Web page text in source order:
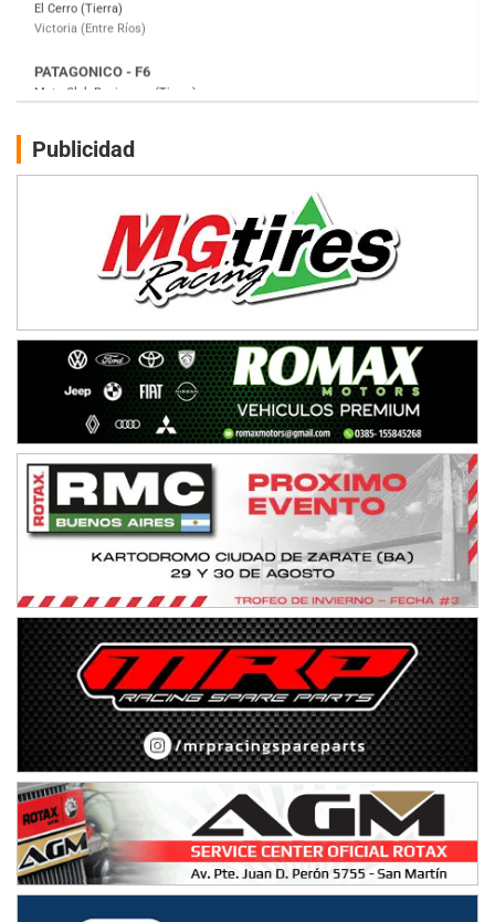
Gral. E. Godoy (Río Negro)
Juventud Unida (Tierra)
NORESTE SANTAFESINO - F6
Ciudad de Avellaneda (Asfalto)
Avellaneda (Santa Fe)
SUR SANTAFESINO - F4
José Samuel Sánchez (Tierra)
Rufino (Santa Fe)
TUCUMANO - F5
Juan Navarro (Asfalto)
El Timbó (Tucumán)
COBERTURA ESPECIAL DE E-KART.COM.AR
IAME SERIES ARGENTINA 6
Ramiro Tot (Asfalto)
Baradero (Buenos Aires)
KDO - F6
Ciudad de Trenque Lauquen (Asfalto)
Trenque Lauquen (Buenos Aires)
ENTRERRIANO - F6 (POSTERGADA)
Parque de la Velocidad (Asfalto)
Villaguay (Entre Ríos)
VICTORIENSE - F7
El Cerro (Tierra)
Victoria (Entre Ríos)
PATAGONICO - F6
Moto Club Reginense (Tierra)
Gral. E. Godoy (Río Negro)
CSK - F7
Juventud Unida (Tierra)
Publicidad